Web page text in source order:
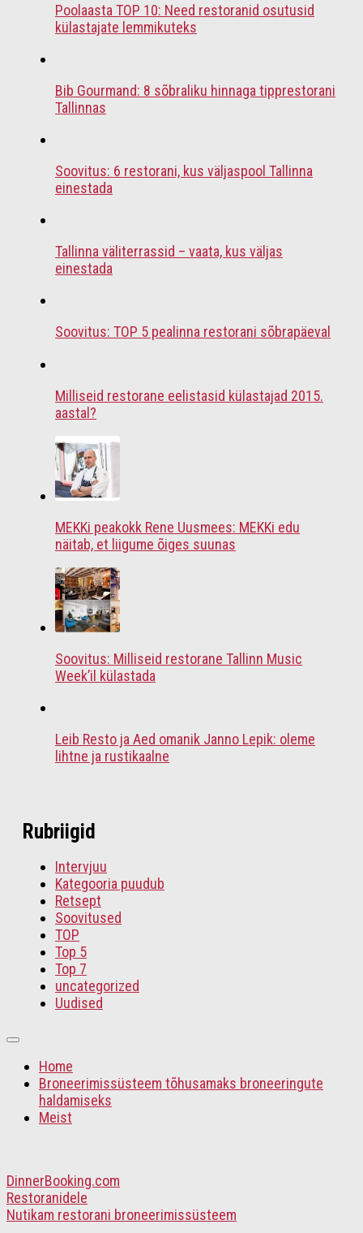
Poolaasta TOP 10: Need restoranid osutusid
külastajate lemmikuteks
Bib Gourmand: 8 sõbraliku hinnaga tipprestorani
Tallinnas
Soovitus: 6 restorani, kus väljaspool Tallinna
einestada
Tallinna väliterrassid – vaata, kus väljas
einestada
Soovitus: TOP 5 pealinna restorani sõbrapäeval
Milliseid restorane eelistasid külastajad 2015.
aastal?
MEKKi peakokk Rene Uusmees: MEKKi edu
näitab, et liigume õiges suunas
Soovitus: Milliseid restorane Tallinn Music
Week’il külastada
Leib Resto ja Aed omanik Janno Lepik: oleme
lihtne ja rustikaalne
Rubriigid
Intervjuu
Kategooria puudub
Retsept
Soovitused
TOP
Top 5
Top 7
uncategorized
Uudised
Home
Broneerimissüsteem tõhusamaks broneeringute
haldamiseks
Meist
DinnerBooking.com
Restoranidele
Nutikam restorani broneerimissüsteem